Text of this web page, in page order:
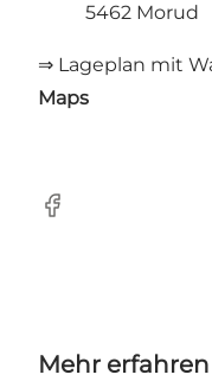
5462 Morud
⇒ Lageplan mit
Maps
Facebook
Mehr erfahren